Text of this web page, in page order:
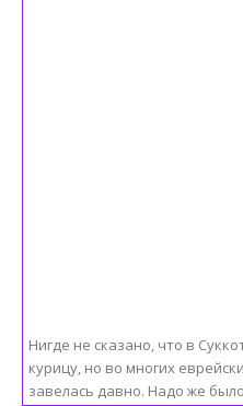
Нигде не сказано, что в
курицу, но во многих
завелась давно. Надо же